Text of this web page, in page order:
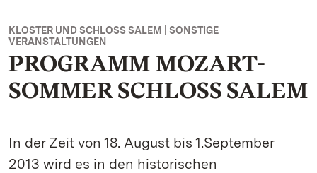
KLOSTER UND SCHLOSS SALEM | SONSTIGE
VERANSTALTUNGEN
PROGRAMM MOZART-
SOMMER SCHLOSS SALEM
In der Zeit von 18. August bis 1.September
2013 wird es in den historischen